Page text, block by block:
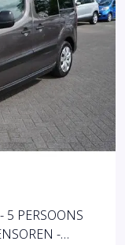
5 PERSOONS
-